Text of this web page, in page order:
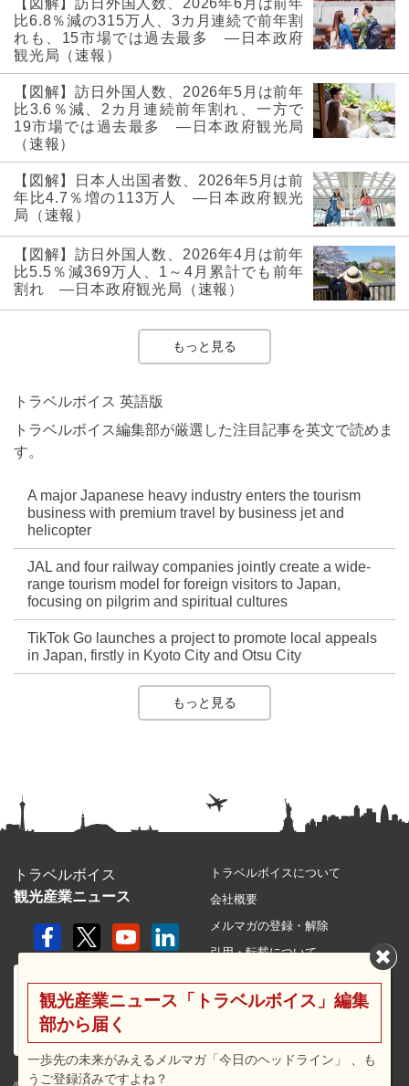
【図解】訪日外国人数、2026年6月は前年
比6.8％減の315万人、3カ月連続で前年割
れも、15市場では過去最多 ―日本政府
観光局（速報）
【図解】訪日外国人数、2026年5月は前年
比3.6％減、2カ月連続前年割れ、一方で
19市場では過去最多 ―日本政府観光局
（速報）
【図解】日本人出国者数、2026年5月は前
年比4.7％増の113万人 ―日本政府観光
局（速報）
【図解】訪日外国人数、2026年4月は前年
比5.5％減369万人、1～4月累計でも前年
割れ ―日本政府観光局（速報）
もっと見る
トラベルボイス 英語版
トラベルボイス編集部が厳選した注目記事を英文で読めま
す。
A major Japanese heavy industry enters the tourism
business with premium travel by business jet and
helicopter
JAL and four railway companies jointly create a wide-
range tourism model for foreign visitors to Japan,
focusing on pilgrim and spiritual cultures
TikTok Go launches a project to promote local appeals
in Japan, firstly in Kyoto City and Otsu City
もっと見る
トラベルボイス
観光産業ニュース
トラベルボイスについて
会社概要
メルマガの登録・解除
引用・転載について
利用規約
広告メニュー・料金
観光産業ニュース「トラベルボイス」編集
部から届く
一歩先の未来がみえるメルマガ「今日のヘッドライン」 、も
うご登録済みですよね？